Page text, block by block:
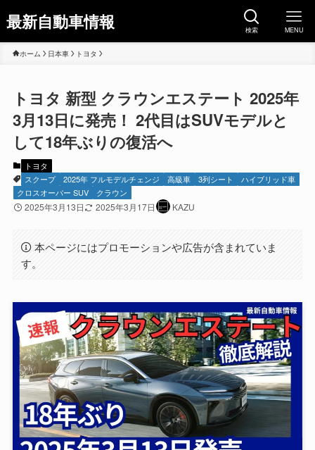
最新自動車情報 検索 MENU
ホーム 日本車 トヨタ
トヨタ 新型 クラウンエステート 2025年
3月13日に発売！ 2代目はSUVモデルと
して18年ぶりの復活へ
トヨタ
スクープ
2025年 フルモデルチェンジ 高級車 3列シート
ハイブリッド車
クロスオーバー SUV
クラウン
2025年3月13日 2025年3月17日 KAZU
本ページにはプロモーションや広告が含まれていま
す。